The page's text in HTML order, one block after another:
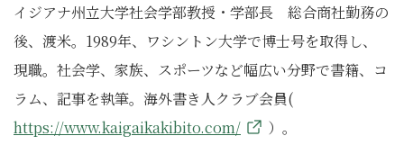
イジアナ州立大学社会学部教授・学部長 総合商社勤務の
後、渡米。1989年、ワシントン大学で博士号を取得し、
現職。社会学、家族、スポーツなど幅広い分野で書籍、コ
ラム、記事を執筆。海外書き人クラブ会員(
https://www.kaigaikakibito.com/
）。